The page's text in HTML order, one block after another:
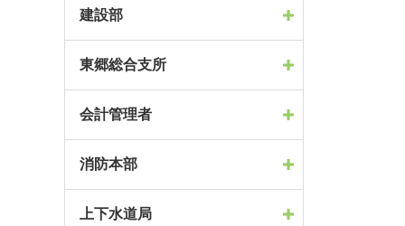
建設部
東郷総合支所
会計管理者
消防本部
上下水道局